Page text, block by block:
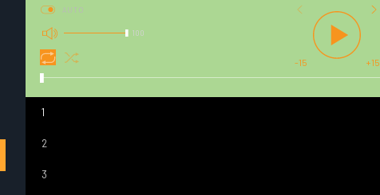
100
-15 +15
AUTO
1
2
3